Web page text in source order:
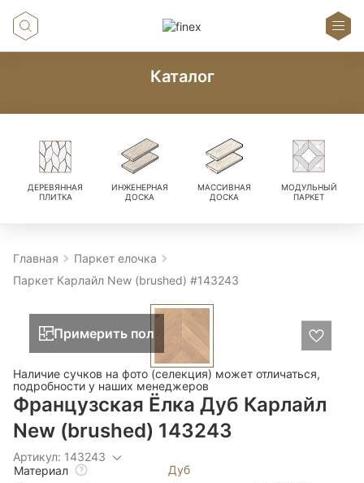
Каталог
ДЕРЕВЯННАЯ
ПЛИТКА
ИНЖЕНЕРНАЯ
ДОСКА
МАССИВНАЯ
ДОСКА
МОДУЛЬНЫЙ
ПАРКЕТ
Главная
Паркет елочка
Паркет Карлайл New (brushed) #143243
Примерить пол
Наличие сучков на фото (селекция) может отличаться,
подробности у наших менеджеров
Французская Ёлка Дуб Карлайл
New (brushed) 143243
Артикул: 143243
Материал
Дуб